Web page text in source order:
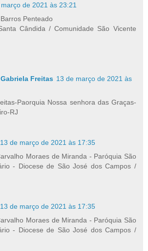
de 2021 às 23:21
Penteado
Cândida / Comunidade São Vicente
Freitas 13 de março de 2021 às
Paorquia Nossa senhora das Graças-
RJ
13 de março de 2021 às 17:35
Moraes de Miranda - Paróquia São
- Diocese de São José dos Campos /
13 de março de 2021 às 17:35
Moraes de Miranda - Paróquia São
- Diocese de São José dos Campos /